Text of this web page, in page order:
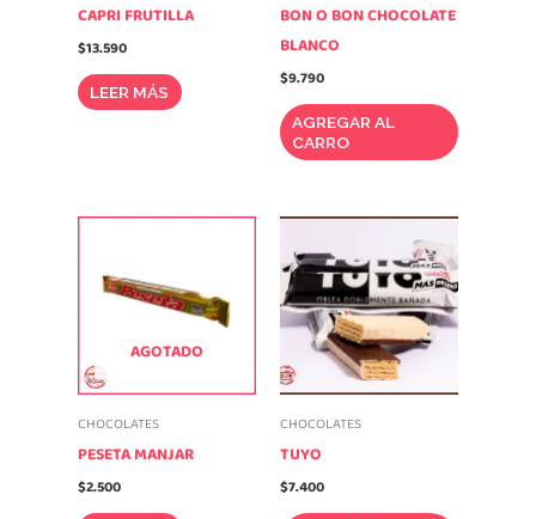
CAPRI FRUTILLA
$13.590
LEER MÁS
BON O BON CHOCOLATE
BLANCO
$9.790
AGREGAR AL
CARRO
AGOTADO
CHOCOLATES
PESETA MANJAR
$2.500
CHOCOLATES
TUYO
$7.400